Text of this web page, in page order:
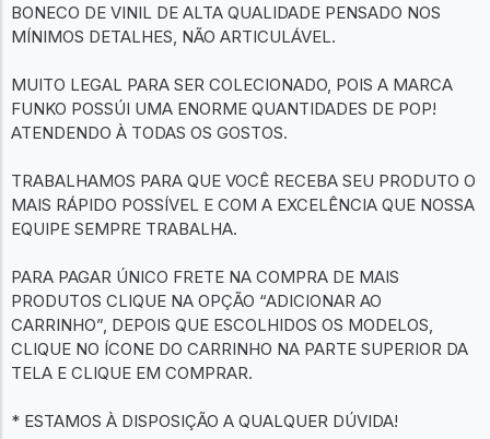
BONECO DE VINIL DE ALTA QUALIDADE PENSADO NOS
MÍNIMOS DETALHES, NÃO ARTICULÁVEL.
MUITO LEGAL PARA SER COLECIONADO, POIS A MARCA
FUNKO POSSÚI UMA ENORME QUANTIDADES DE POP!
ATENDENDO À TODAS OS GOSTOS.
TRABALHAMOS PARA QUE VOCÊ RECEBA SEU PRODUTO O
MAIS RÁPIDO POSSÍVEL E COM A EXCELÊNCIA QUE NOSSA
EQUIPE SEMPRE TRABALHA.
PARA PAGAR ÚNICO FRETE NA COMPRA DE MAIS
PRODUTOS CLIQUE NA OPÇÃO “ADICIONAR AO
CARRINHO”, DEPOIS QUE ESCOLHIDOS OS MODELOS,
CLIQUE NO ÍCONE DO CARRINHO NA PARTE SUPERIOR DA
TELA E CLIQUE EM COMPRAR.
* ESTAMOS À DISPOSIÇÃO A QUALQUER DÚVIDA!